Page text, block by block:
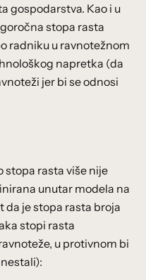
gospodarstva. Kao i u
stopa rasta
radniku u ravnotežnom
napretka (da
jer bi se odnosi
stopa rasta više nije
unutar modela na
da je stopa rasta broja
stopi rasta
u protivnom bi